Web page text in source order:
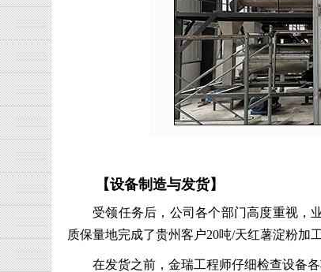
【设备制造与发货】
受领任务后，公司各个部门高度重视，
质保量地完成了贵州客户20吨/天红薯淀粉加
在发货之前，金瑞工程师仔细检查设备